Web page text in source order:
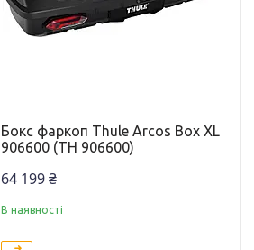
Бокс фаркоп Thule Arcos Box XL
906600 (TH 906600)
64 199 ₴
В наявності